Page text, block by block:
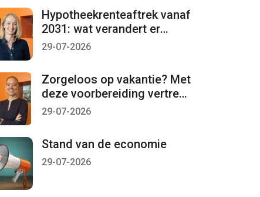
Hypotheekrenteaftrek vanaf
2031: wat verandert er
mogelijk?
29-07-2026
Zorgeloos op vakantie? Met
deze voorbereiding vertrekt
u met een gerust gevoel
29-07-2026
Stand van de economie
29-07-2026